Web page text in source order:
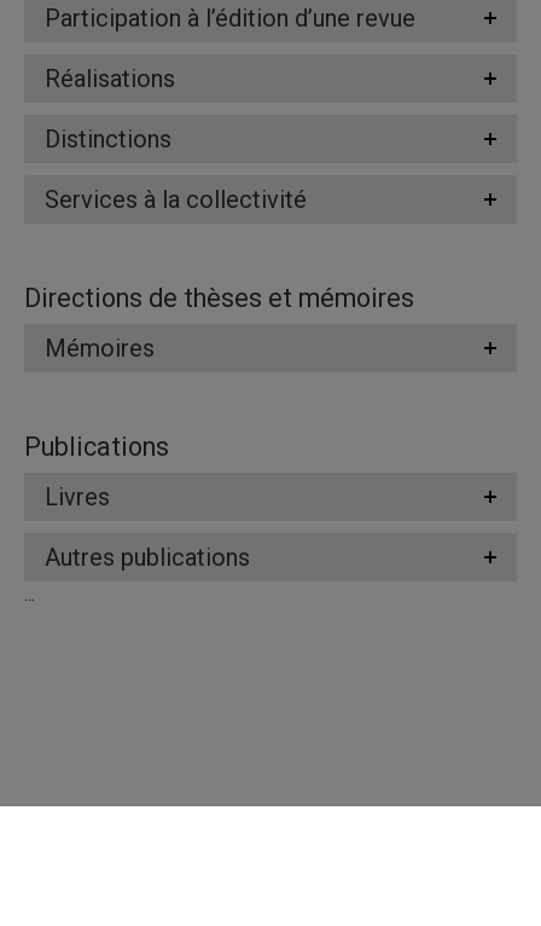
Participation à l’édition d’une revue
Réalisations
Distinctions
Services à la collectivité
Directions de thèses et mémoires
Mémoires
Publications
Livres
Autres publications
...